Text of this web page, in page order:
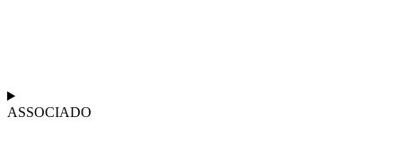
ASSOCIADO